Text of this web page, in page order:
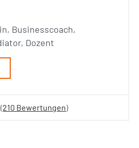
Businesscoach,
Dozent
210 Bewertungen)